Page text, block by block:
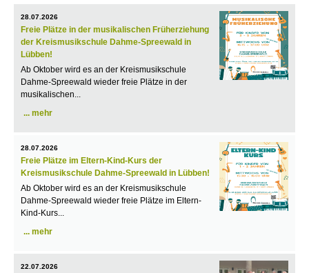
28.07.2026
Freie Plätze in der musikalischen Früherziehung
der Kreismusikschule Dahme-Spreewald in
Lübben!
Ab Oktober wird es an der Kreismusikschule
Dahme-Spreewald wieder freie Plätze in der
musikalischen...
mehr
28.07.2026
Freie Plätze im Eltern-Kind-Kurs der
Kreismusikschule Dahme-Spreewald in Lübben!
Ab Oktober wird es an der Kreismusikschule
Dahme-Spreewald wieder freie Plätze im Eltern-
Kind-Kurs...
mehr
22.07.2026